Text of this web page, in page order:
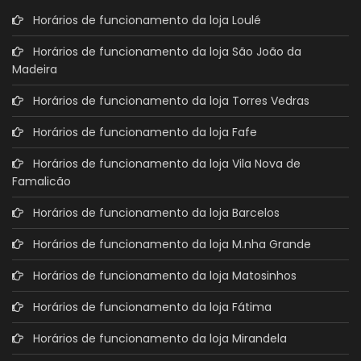
Horários de funcionamento da loja Loulé
Horários de funcionamento da loja São João da
Madeira
Horários de funcionamento da loja Torres Vedras
Horários de funcionamento da loja Fafe
Horários de funcionamento da loja Vila Nova de
Famalicão
Horários de funcionamento da loja Barcelos
Horários de funcionamento da loja M.nha Grande
Horários de funcionamento da loja Matosinhos
Horários de funcionamento da loja Fátima
Horários de funcionamento da loja Mirandela